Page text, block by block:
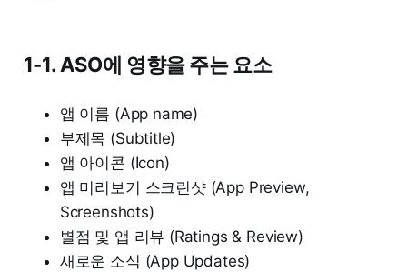
1-1. ASO에 영향을 주는 요소
앱 이름 (App name)
부제목 (Subtitle)
앱 아이콘 (Icon)
앱 미리보기 스크린샷 (App Preview,
Screenshots)
별점 및 앱 리뷰 (Ratings & Review)
새로운 소식 (App Updates)